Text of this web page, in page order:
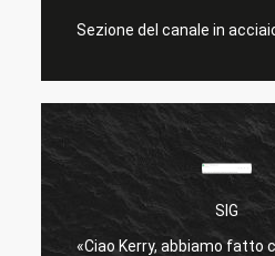
Sezione del canale in
SIG
«Ciao Kerry, abbiamo fatto